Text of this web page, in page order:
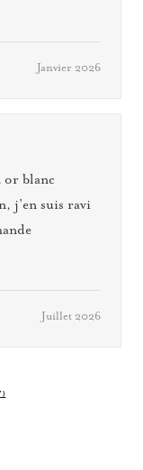
Janvier 2026
or blanc
j’en suis ravi
Juillet 2026